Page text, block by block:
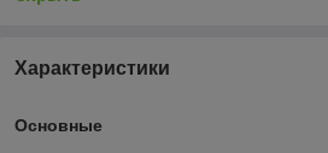
Характеристики
Основные